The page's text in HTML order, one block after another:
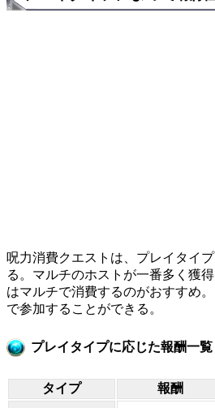
呪力消費クエストは、プレイタイ
る。マルチのホストが一番多く獲
はマルチで消費するのがおすすめ
で参加することができる。
プレイタイプに応じた報酬一覧
タイプ
報酬